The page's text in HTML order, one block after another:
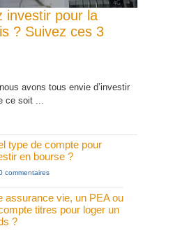
investir pour la
? Suivez ces 3
avons tous envie d’investir
ce soit ...
type de compte pour
en bourse ?
commentaires
assurance vie, un PEA ou
titres pour loger un
?